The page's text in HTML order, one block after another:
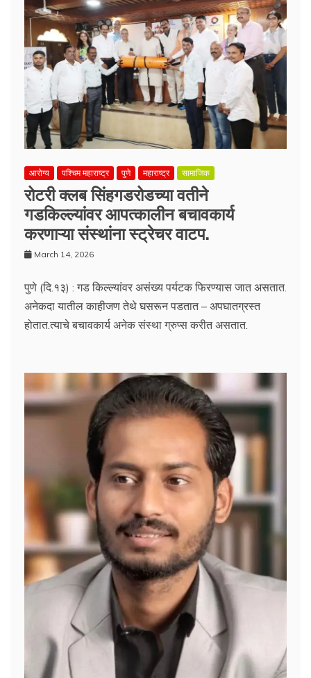
आरोग्य पश्चिम महाराष्ट्र पुणे महाराष्ट्र सामाजिक
रोटरी क्लब सिंहगडरोडच्या वतीने
गडकिल्ल्यांवर आपत्कालीन बचावकार्य
करणाऱ्या संस्थांना स्ट्रेचर वाटप.
March 14, 2026
पुणे (दि.१३) : गड किल्ल्यांवर असंख्य पर्यटक फिरण्यास जात असतात.
अनेकदा यातील काहीजण तेथे घसरून पडतात – अपघातग्रस्त
होतात.त्याचे बचावकार्य अनेक संस्था ग्रुप्स करीत असतात.